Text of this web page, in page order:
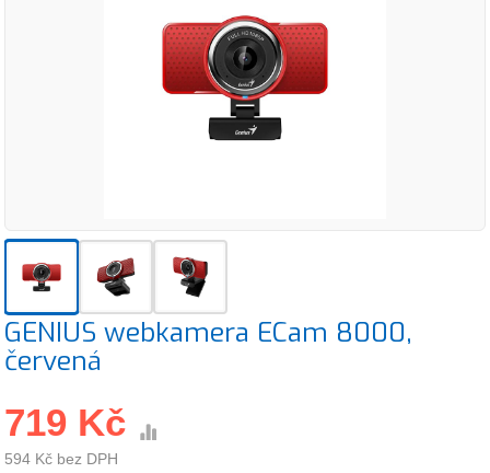
GENIUS webkamera ECam 8000,
červená
719 Kč
594 Kč bez DPH